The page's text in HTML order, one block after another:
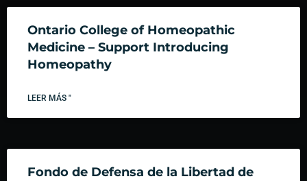
Ontario College of Homeopathic
Medicine – Support Introducing
Homeopathy
LEER MÁS "
Fondo de Defensa de la Libertad de